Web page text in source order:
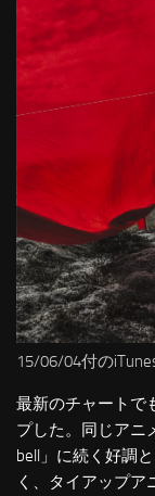
15/06/04付の
最新のチャートで
プした。同じアニ
bell」に続く好調
く、タイアップア